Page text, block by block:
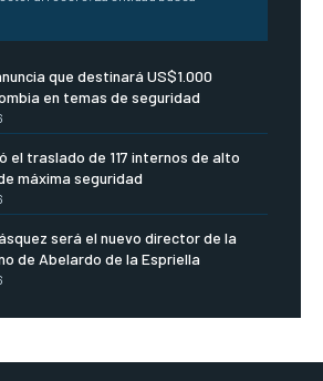
que destinará US$1.000
en temas de seguridad
el traslado de 117 internos de alto
máxima seguridad
será el nuevo director de la
de Abelardo de la Espriella